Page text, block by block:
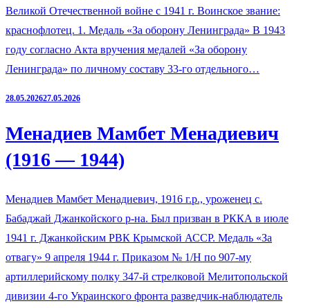
Великой Отечественной войне с 1941 г. Воинское звание:
краснофлотец. 1. Медаль «За оборону Ленинграда» В 1943
году согласно Акта вручения медалей «За оборону
Ленинграда» по личному составу 33-го отдельного…
28.05.202627.05.2026
Менадиев Мамбет Менадиевич
(1916 — 1944)
Менадиев Мамбет Менадиевич, 1916 г.р., уроженец с.
Бабаджай Джанкойского р-на. Был призван в РККА в июле
1941 г. Джанкойским РВК Крымской АССР. Медаль «За
отвагу» 9 апреля 1944 г. Приказом № 1/Н по 907-му
артиллерийскому полку 347-й стрелковой Мелитопольской
дивизии 4-го Украинского фронта разведчик-наблюдатель